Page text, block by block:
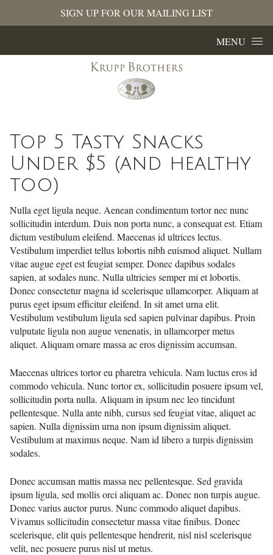
SIGN UP FOR OUR MAILING LIST
MENU
Top 5 Tasty Snacks
Under $5 (and healthy
too)
Nulla eget ligula neque. Aenean condimentum tortor nec nunc
sollicitudin interdum. Duis non porta nunc, a consequat est. Etiam
dictum vestibulum eleifend. Maecenas id ultrices lectus.
Vestibulum imperdiet tellus lobortis nibh euismod aliquet. Nullam
vitae augue eget est feugiat semper. Donec dapibus sodales
sapien, at sodales nunc. Nulla ultricies semper mi et lobortis.
Donec consectetur magna id scelerisque ullamcorper. Aliquam at
purus eget ipsum efficitur eleifend. In sit amet urna elit.
Vestibulum vestibulum ligula sed sapien pulvinar dapibus. Proin
vulputate ligula non augue venenatis, in ullamcorper metus
aliquet. Aliquam ornare massa ac eros dignissim accumsan.
Maecenas ultrices tortor eu pharetra vehicula. Nam luctus eros id
commodo vehicula. Nunc tortor ex, sollicitudin posuere ipsum vel,
sollicitudin porta nulla. Aliquam in ipsum nec leo tincidunt
pellentesque. Nulla ante nibh, cursus sed feugiat vitae, aliquet ac
sapien. Nulla dignissim urna non ipsum dignissim aliquet.
Vestibulum at maximus neque. Nam id libero a turpis dignissim
sodales.
Donec accumsan mattis massa nec pellentesque. Sed gravida
ipsum ligula, sed mollis orci aliquam ac. Donec non turpis augue.
Donec varius auctor purus. Nunc commodo aliquet dapibus.
Vivamus sollicitudin consectetur massa vitae finibus. Donec
scelerisque, elit quis pellentesque hendrerit, nisl nisl scelerisque
velit, nec posuere purus nisl ut metus.